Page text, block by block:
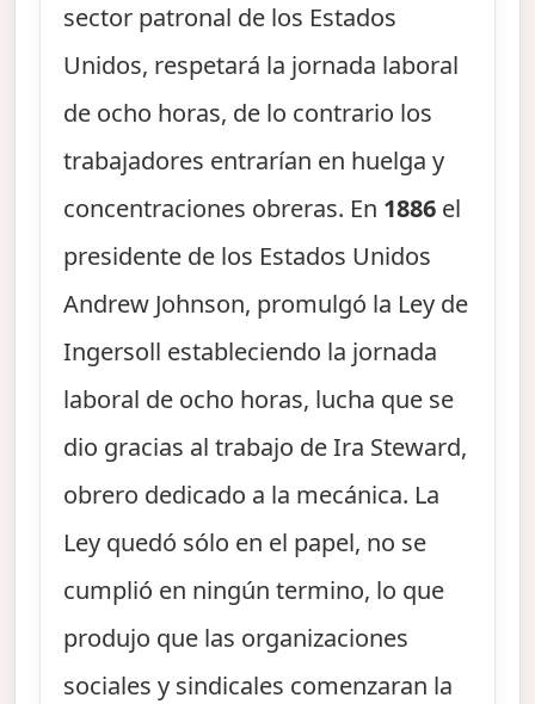
sector patronal de los Estados
Unidos, respetará la jornada laboral
de ocho horas, de lo contrario los
trabajadores entrarían en huelga y
concentraciones obreras. En 1886 el
presidente de los Estados Unidos
Andrew Johnson, promulgó la Ley de
Ingersoll estableciendo la jornada
laboral de ocho horas, lucha que se
dio gracias al trabajo de Ira Steward,
obrero dedicado a la mecánica. La
Ley quedó sólo en el papel, no se
cumplió en ningún termino, lo que
produjo que las organizaciones
sociales y sindicales comenzaran la